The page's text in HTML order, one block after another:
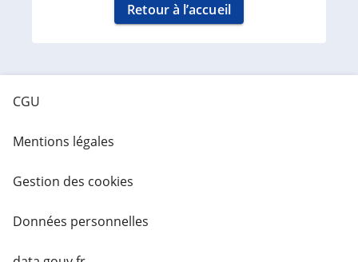
Retour à l’accueil
CGU
Mentions légales
Gestion des cookies
Données personnelles